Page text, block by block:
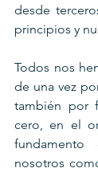
desde
principios y
Todos nos
de una vez
también por
cero, en el
nosotros